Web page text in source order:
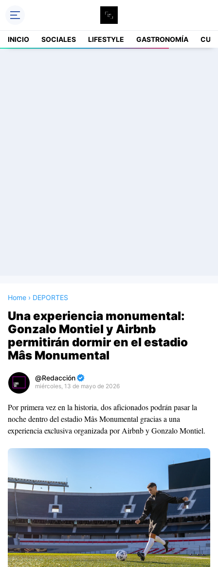
INICIO SOCIALES LIFESTYLE GASTRONOMÍA
Home › DEPORTES
Una experiencia monumental:
Gonzalo Montiel y Airbnb
permitirán dormir en el estadio
Mâs Monumental
Redacción
miércoles, 13 de mayo de 2026
Premium
By
Raushan
Design
Por primera vez en la historia, dos aficionados podrán pasar la
noche dentro del estadio Mâs Monumental gracias a una
experiencia exclusiva organizada por Airbnb y Gonzalo Montiel.